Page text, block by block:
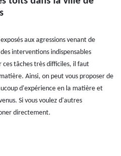
aux agressions venant de
interventions indispensables
tâches très difficiles, il faut
Ainsi, on peut vous proposer de
d'expérience en la matière et
Si vous voulez d'autres
directement.